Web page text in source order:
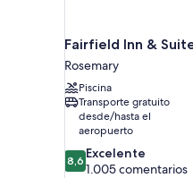
Fairfield Inn &
Rosemary
Piscina
Transporte gratuito
desde/hasta el
aeropuerto
8.6
sobre
8,6 Excelente
1.005 comentarios